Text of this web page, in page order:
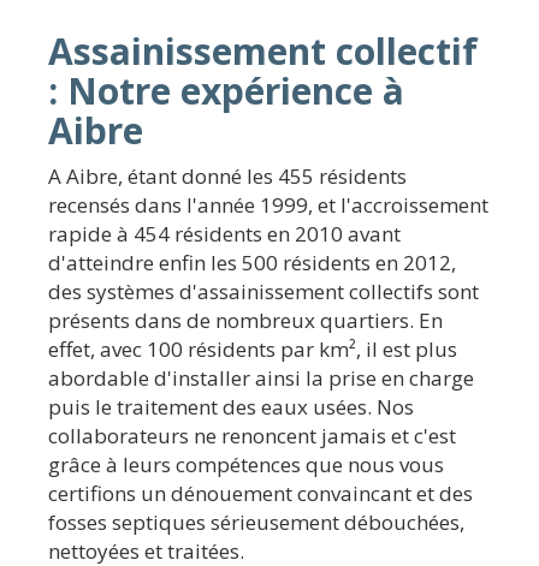
Assainissement collectif
: Notre expérience à
Aibre
A Aibre, étant donné les 455 résidents
recensés dans l'année 1999, et l'accroissement
rapide à 454 résidents en 2010 avant
d'atteindre enfin les 500 résidents en 2012,
des systèmes d'assainissement collectifs sont
présents dans de nombreux quartiers. En
effet, avec 100 résidents par km², il est plus
abordable d'installer ainsi la prise en charge
puis le traitement des eaux usées. Nos
collaborateurs ne renoncent jamais et c'est
grâce à leurs compétences que nous vous
certifions un dénouement convaincant et des
fosses septiques sérieusement débouchées,
nettoyées et traitées.